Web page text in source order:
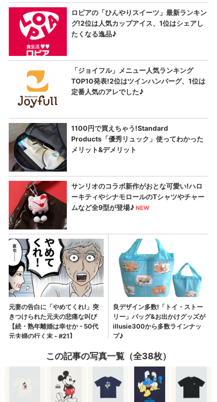
この記事の写真一覧（全38枚）